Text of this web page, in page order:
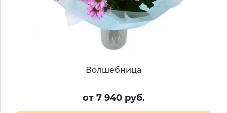
Волшебница
от 7 940 руб.